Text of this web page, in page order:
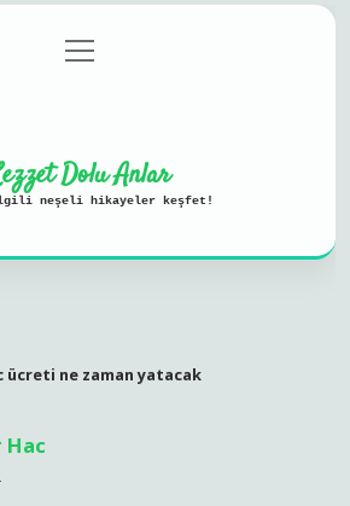
Gizlilik Politikası
menüyü
aç
Dolu Anlar
neşeli hikayeler keşfet!
ücreti ne zaman yatacak